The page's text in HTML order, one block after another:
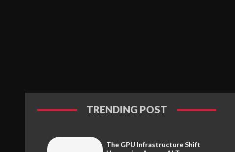
TRENDING POST
The GPU Infrastructure Shift